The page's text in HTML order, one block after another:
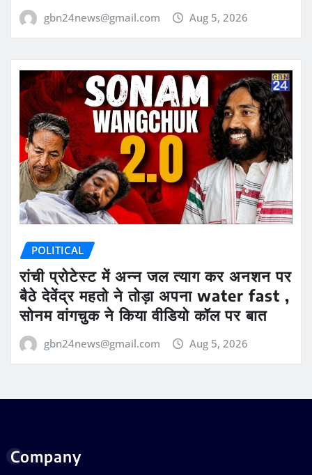
gbn24news@gmail.com Aug 5, 2026
POLITICAL
रांची प्रोटेस्ट में अन्न जल त्याग कर अनशन पर
बैठे देवेंद्र महतो ने तोड़ा अपना water fast ,
सोनम वांगचुक ने किया वीडियो कॉल पर बात
gbn24news@gmail.com Aug 5, 2026
Company